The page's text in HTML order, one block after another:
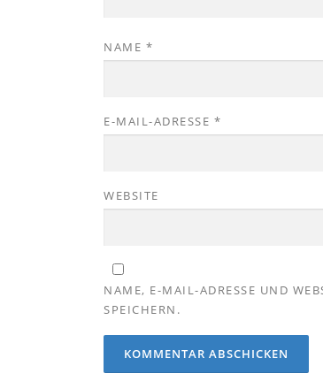
NAME *
E-MAIL-ADRESSE *
WEBSITE
NAME, E-MAIL-ADRESSE UND
SPEICHERN.